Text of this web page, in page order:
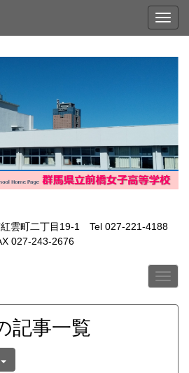
紅雲町二丁目19-1 Tel 027-221-4188
027-243-2676
記事一覧